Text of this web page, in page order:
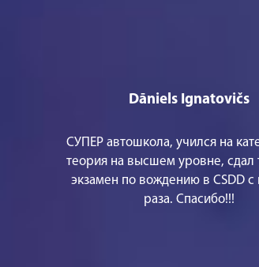
Dāniels Ignatovičs
СУПЕР автошкола, учился на
теория на высшем уровне, сдал
экзамен по вождению в CSDD с
раза. Спасибо!!!